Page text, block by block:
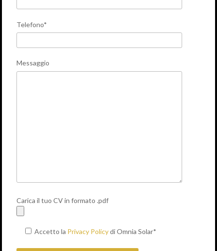
Telefono*
Messaggio
Carica il tuo CV in formato .pdf
Accetto la Privacy Policydi Omnia Solar*